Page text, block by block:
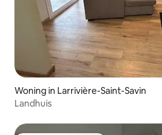
Woning in Larrivière-Saint-Savin
Landhuis